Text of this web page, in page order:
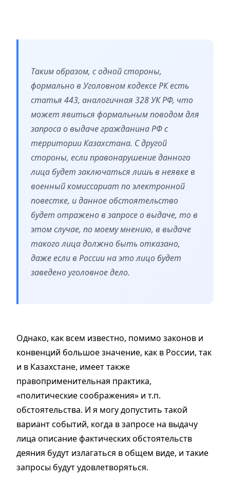
Таким образом, с одной стороны,
формально в Уголовном кодексе РК есть
статья 443, аналогичная 328 УК РФ, что
может явиться формальным поводом для
запроса о выдаче гражданина РФ с
территории Казахстана. С другой
стороны, если правонарушение данного
лица будет заключаться лишь в неявке в
военный комиссариат по электронной
повестке, и данное обстоятельство
будет отражено в запросе о выдаче, то в
этом случае, по моему мнению, в выдаче
такого лица должно быть отказано,
даже если в России на это лицо будет
заведено уголовное дело.
Однако, как всем известно, помимо законов и
конвенций большое значение, как в России, так
и в Казахстане, имеет также
правоприменительная практика,
«политические соображения» и т.п.
обстоятельства. И я могу допустить такой
вариант событий, когда в запросе на выдачу
лица описание фактических обстоятельств
деяния будут излагаться в общем виде, и такие
запросы будут удовлетворяться.